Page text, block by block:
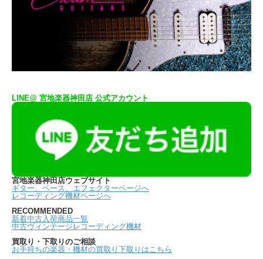
LINE@ 宮地楽器神田店 公式アカウント
宮地楽器神田店ウェブサイト
ギター、ベース、エフェクターページへ
レコーディング機材ページへ
RECOMMENDED
新着中古入荷商品一覧
中古ヴィンテージレコーディング機材
買取り・下取りのご相談
お手持ちの楽器・機材の買取り下取りはこちら